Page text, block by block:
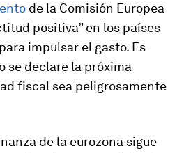
de la Comisión Europea
positiva” en los países
impulsar el gasto. Es
se declare la próxima
fiscal sea peligrosamente
de la eurozona sigue